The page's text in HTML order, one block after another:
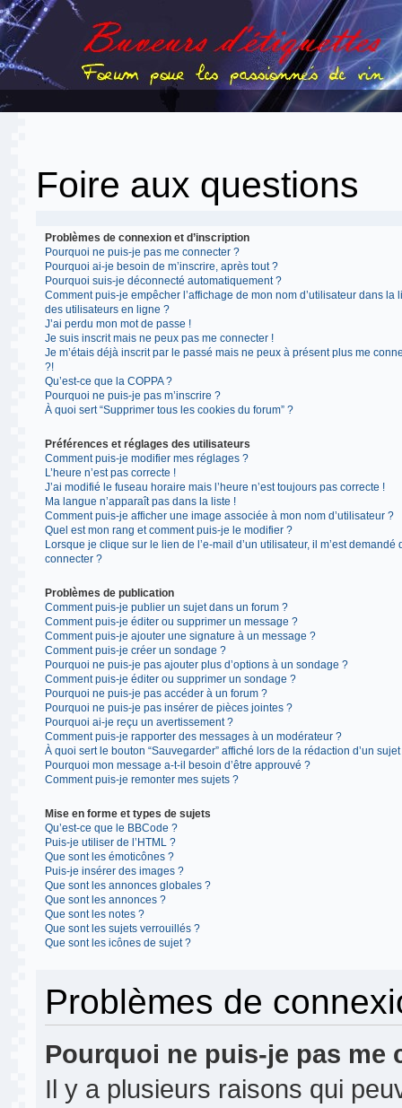
Foire aux questions
Problèmes de connexion et d’inscription
Pourquoi ne puis-je pas me connecter ?
Pourquoi ai-je besoin de m’inscrire, après tout ?
Pourquoi suis-je déconnecté automatiquement ?
Comment puis-je empêcher l’affichage de mon nom d’utilisateur dans la
des utilisateurs en ligne ?
J’ai perdu mon mot de passe !
Je suis inscrit mais ne peux pas me connecter !
Je m’étais déjà inscrit par le passé mais ne peux à présent plus me
?!
Qu’est-ce que la COPPA ?
Pourquoi ne puis-je pas m’inscrire ?
À quoi sert “Supprimer tous les cookies du forum” ?
Préférences et réglages des utilisateurs
Comment puis-je modifier mes réglages ?
L’heure n’est pas correcte !
J’ai modifié le fuseau horaire mais l’heure n’est toujours pas correcte !
Ma langue n’apparaît pas dans la liste !
Comment puis-je afficher une image associée à mon nom d’utilisateur ?
Quel est mon rang et comment puis-je le modifier ?
Lorsque je clique sur le lien de l’e-mail d’un utilisateur, il m’est demandé
connecter ?
Problèmes de publication
Comment puis-je publier un sujet dans un forum ?
Comment puis-je éditer ou supprimer un message ?
Comment puis-je ajouter une signature à un message ?
Comment puis-je créer un sondage ?
Pourquoi ne puis-je pas ajouter plus d’options à un sondage ?
Comment puis-je éditer ou supprimer un sondage ?
Pourquoi ne puis-je pas accéder à un forum ?
Pourquoi ne puis-je pas insérer de pièces jointes ?
Pourquoi ai-je reçu un avertissement ?
Comment puis-je rapporter des messages à un modérateur ?
À quoi sert le bouton “Sauvegarder” affiché lors de la rédaction d’un
Pourquoi mon message a-t-il besoin d’être approuvé ?
Comment puis-je remonter mes sujets ?
Mise en forme et types de sujets
Qu’est-ce que le BBCode ?
Puis-je utiliser de l’HTML ?
Que sont les émoticônes ?
Puis-je insérer des images ?
Que sont les annonces globales ?
Que sont les annonces ?
Que sont les notes ?
Que sont les sujets verrouillés ?
Que sont les icônes de sujet ?
Problèmes de
Pourquoi ne puis-je pas me
Il y a plusieurs raisons qui